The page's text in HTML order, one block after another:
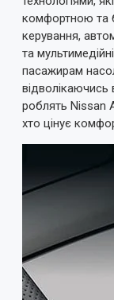
комфортною та
керування,
та
пасажирам
відволікаючись
роблять Nissan
хто цінує